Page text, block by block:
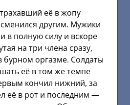
её в жопу
другим. Мужики
в полную силу и вскоре
на три члена сразу,
бурном оргазме. Солдаты
её в том же темпе
кончил нижний, за
её в рот и последним —